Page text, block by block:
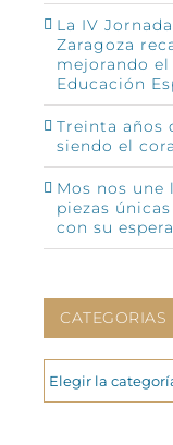
La IV
Zaragoza
mejorando
Educación
Treinta años
siendo el
Mos nos
piezas
con su
CATEGORIAS
CATEGORIAS